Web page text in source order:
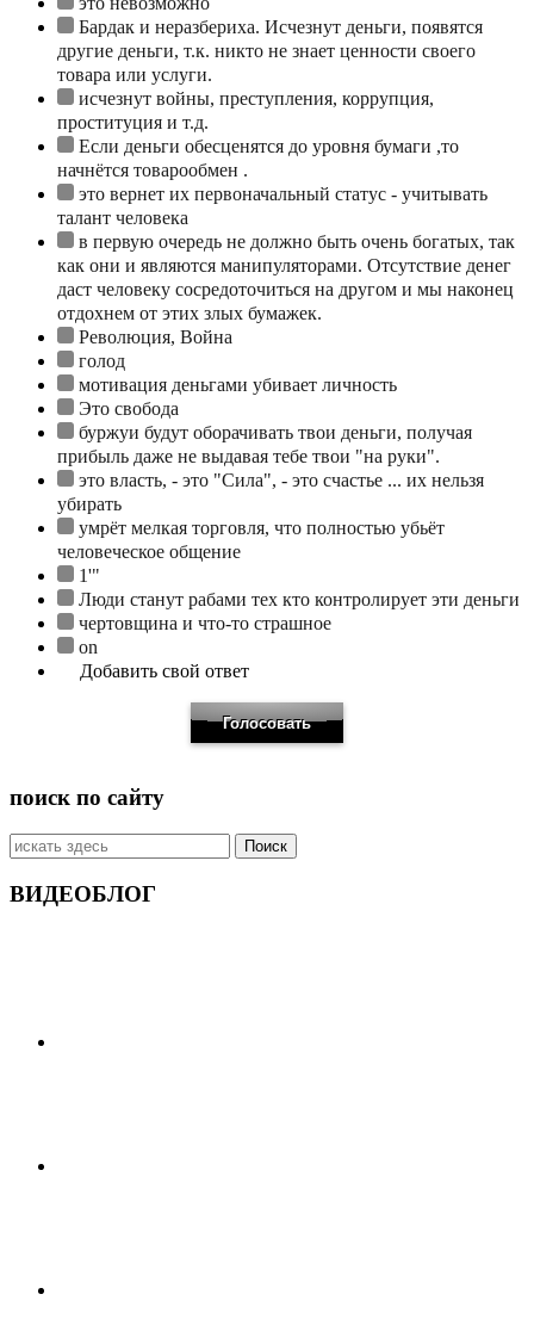
Бардак и неразбериха. Исчезнут деньги, появятся
другие деньги, т.к. никто не знает ценности своего
товара или услуги.
исчезнут войны, преступления, коррупция,
проституция и т.д.
Если деньги обесценятся до уровня бумаги ,то
начнётся товарообмен .
это вернет их первоначальный статус - учитывать
талант человека
в первую очередь не должно быть очень богатых, так
как они и являются манипуляторами. Отсутствие денег
даст человеку сосредоточиться на другом и мы наконец
отдохнем от этих злых бумажек.
Революция, Война
голод
мотивация деньгами убивает личность
Это свобода
буржуи будут оборачивать твои деньги, получая
прибыль даже не выдавая тебе твои "на руки".
это власть, - это "Сила", - это счастье ... их нельзя
убирать
умрёт мелкая торговля, что полностью убьёт
человеческое общение
1'"
Люди станут рабами тех кто контролирует эти деньги
чертовщина и что-то страшное
on
Добавить свой ответ
поиск по сайту
Искать:
ВИДЕОБЛОГ